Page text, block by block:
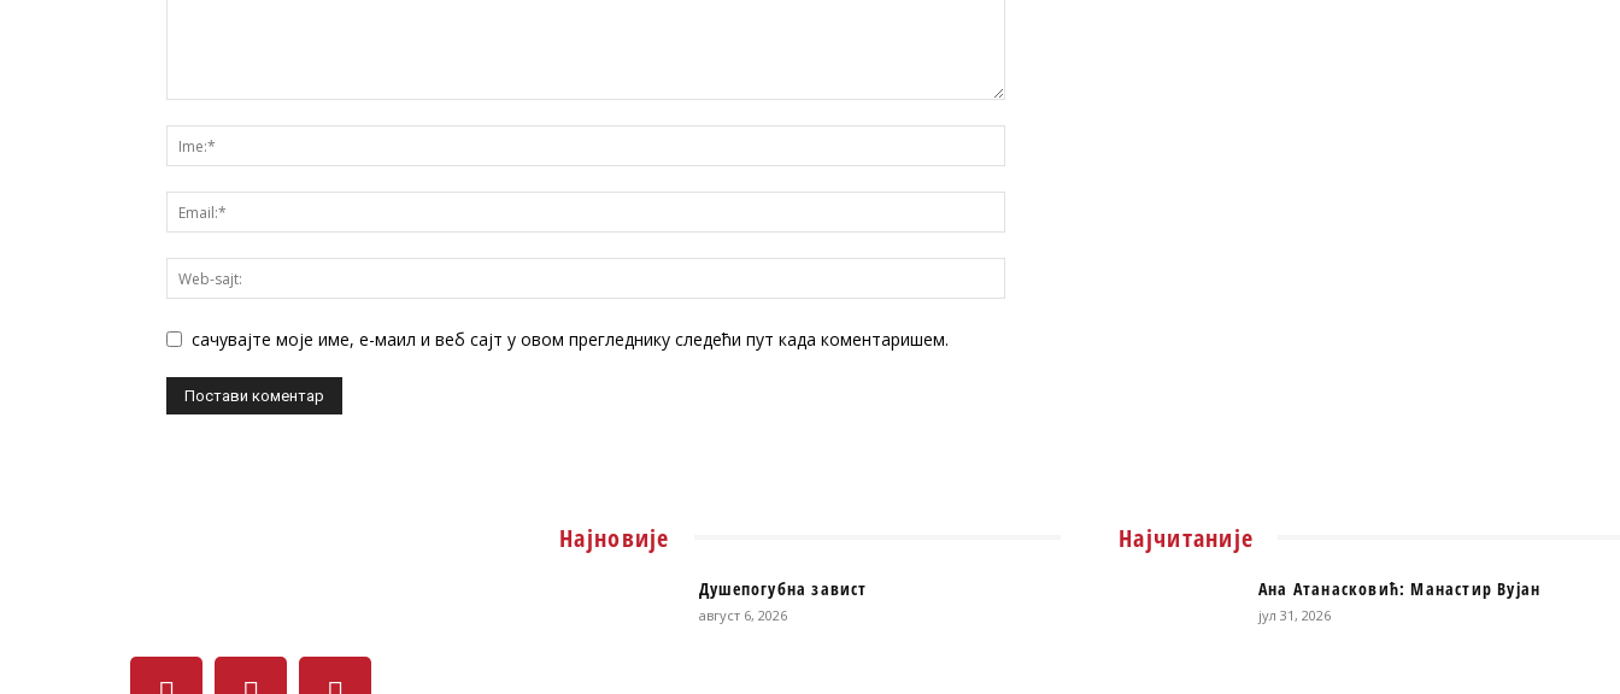
сачувајте моје име, е-маил и веб сајт у овом прегледнику следећи пут када коментаришем.
Најновије
Душепогубна завист
август 6, 2026
Најчитаније
Ана Атанасковић: Манастир Вујан
јул 31, 2026